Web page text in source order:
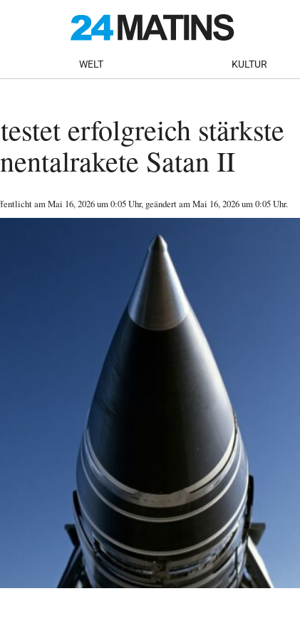
WELT KULTUR
erfolgreich stärkste
Satan II
amMai 16, 2026um 0:05 Uhr, geändert am Mai 16, 2026 um 0:05 Uhr.